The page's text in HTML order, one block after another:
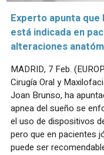
Experto apunta que
está indicada en
alteraciones
MADRID, 7 Feb.
Cirugía Oral y
Joan Brunso, ha
apnea del sueño se
el uso de dispositivos
pero que en pacientes
puede ser